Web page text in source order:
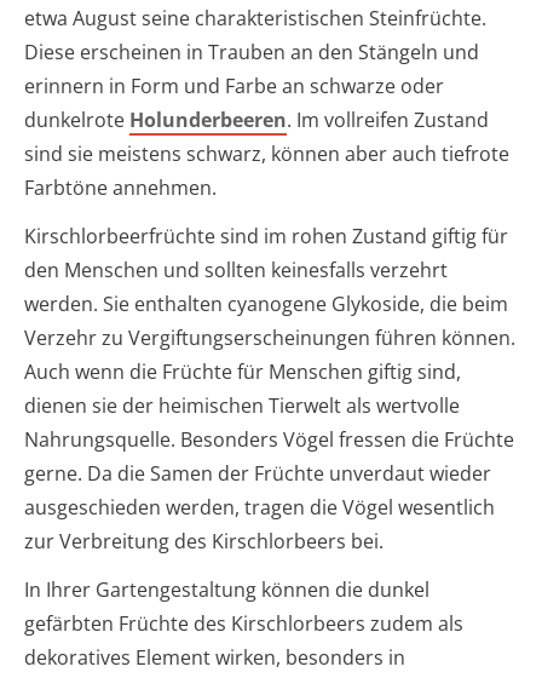
etwa August seine charakteristischen Steinfrüchte.
Diese erscheinen in Trauben an den Stängeln und
erinnern in Form und Farbe an schwarze oder
dunkelrote Holunderbeeren. Im vollreifen Zustand
sind sie meistens schwarz, können aber auch tiefrote
Farbtöne annehmen.
Kirschlorbeerfrüchte sind im rohen Zustand giftig für
den Menschen und sollten keinesfalls verzehrt
werden. Sie enthalten cyanogene Glykoside, die beim
Verzehr zu Vergiftungserscheinungen führen können.
Auch wenn die Früchte für Menschen giftig sind,
dienen sie der heimischen Tierwelt als wertvolle
Nahrungsquelle. Besonders Vögel fressen die Früchte
gerne. Da die Samen der Früchte unverdaut wieder
ausgeschieden werden, tragen die Vögel wesentlich
zur Verbreitung des Kirschlorbeers bei.
In Ihrer Gartengestaltung können die dunkel
gefärbten Früchte des Kirschlorbeers zudem als
dekoratives Element wirken, besonders in